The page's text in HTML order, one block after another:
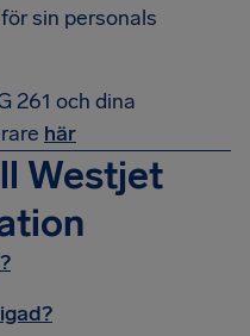
sin personals
261 och dina
här
Westjet